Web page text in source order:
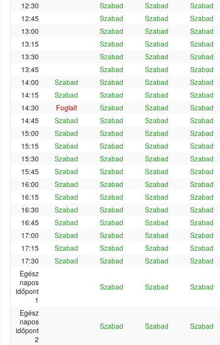
12:30
Szabad Szabad
Szabad
12:45
Szabad Szabad
Szabad
13:00
Szabad Szabad
Szabad
13:15
Szabad Szabad
Szabad
13:30
Szabad Szabad
Szabad
13:45
Szabad Szabad
Szabad
14:00
Szabad Szabad Szabad
Szabad
14:15
Szabad Szabad Szabad
Szabad
14:30
Foglalt Szabad Szabad
Szabad
14:45
Szabad Szabad Szabad
Szabad
15:00
Szabad Szabad Szabad
Szabad
15:15
Szabad Szabad Szabad
Szabad
15:30
Szabad Szabad Szabad
Szabad
15:45
Szabad Szabad Szabad
Szabad
16:00
Szabad Szabad Szabad
Szabad
16:15
Szabad Szabad Szabad
Szabad
16:30
Szabad Szabad Szabad
Szabad
16:45
Szabad Szabad Szabad
Szabad
17:00
Szabad Szabad Szabad
Szabad
17:15
Szabad Szabad Szabad
Szabad
17:30
Szabad Szabad Szabad
Szabad
Egész
napos
időpont
1
Szabad Szabad Szabad
Egész
napos
időpont
2
Szabad Szabad Szabad